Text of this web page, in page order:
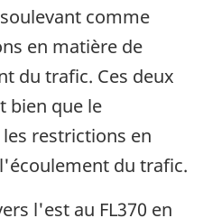
comme
en matière de
du trafic. Ces deux
bien que le
restrictions en
du trafic.
l'est au FL370 en